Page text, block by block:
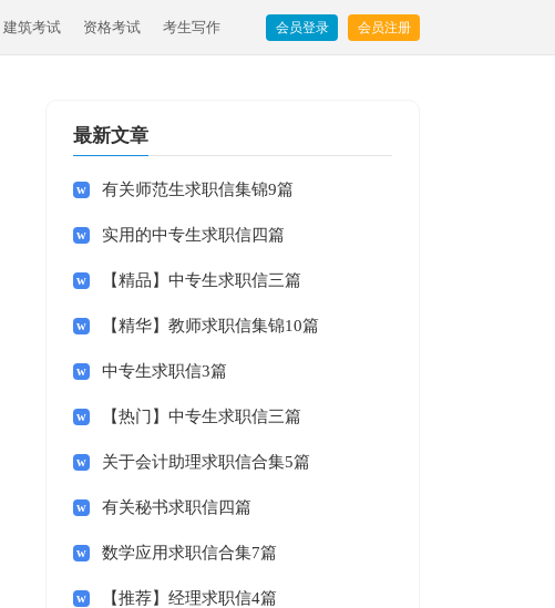
建筑考试 资格考试 考生写作 会员登录 会员注册
最新文章
有关师范生求职信集锦9篇
实用的中专生求职信四篇
【精品】中专生求职信三篇
【精华】教师求职信集锦10篇
中专生求职信3篇
【热门】中专生求职信三篇
关于会计助理求职信合集5篇
有关秘书求职信四篇
数学应用求职信合集7篇
【推荐】经理求职信4篇